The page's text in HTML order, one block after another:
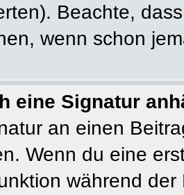
Beachte,
wenn schon
eine Signatur
an einen
Wenn du eine
während